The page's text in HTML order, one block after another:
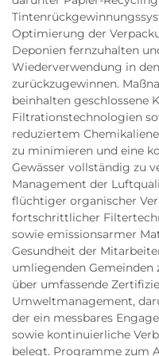
Optimierung der
Deponien fernzuhalten
Wiederverwendung in
zurückzugewinnen.
beinhalten geschlossene
Filtrationstechnologien
reduziertem
zu minimieren und eine
Gewässer vollständig zu
Management der
flüchtiger organischer
fortschrittlicher
sowie emissionsarmer
Gesundheit der
umliegenden Gemeinden
über umfassende
Umweltmanagement,
der ein messbares
sowie kontinuierliche
belegt. Programme zum